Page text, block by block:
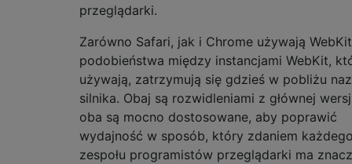
przeglądarki.
Zarówno Safari, jak i Chrome używają
podobieństwa między instancjami WebKit,
używają, zatrzymują się gdzieś w pobliżu
silnika. Obaj są rozwidleniami z głównej
oba są mocno dostosowane, aby poprawić
wydajność w sposób, który zdaniem
zespołu programistów przeglądarki ma